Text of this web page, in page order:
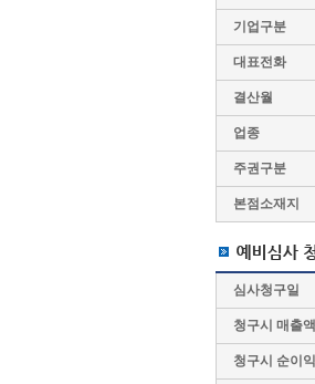
기업구분
대표전화
결산월
업종
주권구분
본점소재지
심사청구일
청구시 매출액
청구시 순이익